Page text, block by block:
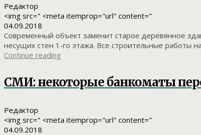
Редактор
<img src=" <meta itemprop="url" content="
04.09.2018
Современный объект заменит старое деревянное
несущих стен 1-го этажа. Все строительные работы
Continue reading
СМИ: некоторые банкоматы
Редактор
<img src=" <meta itemprop="url" content="
04.09.2018